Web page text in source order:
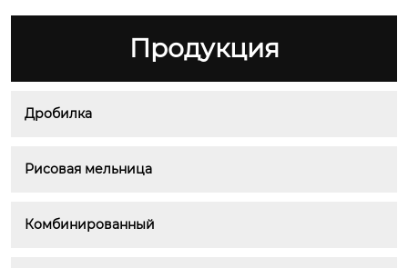
Продукция
Дробилка
Рисовая мельница
Комбинированный